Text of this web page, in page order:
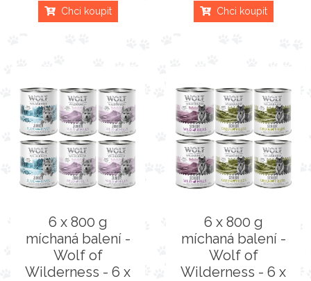
Chci koupit Chci koupit
6 x 800 g
míchaná balení -
Wolf of
Wilderness - 6 x
6 x 800 g
míchaná balení -
Wolf of
Wilderness - 6 x